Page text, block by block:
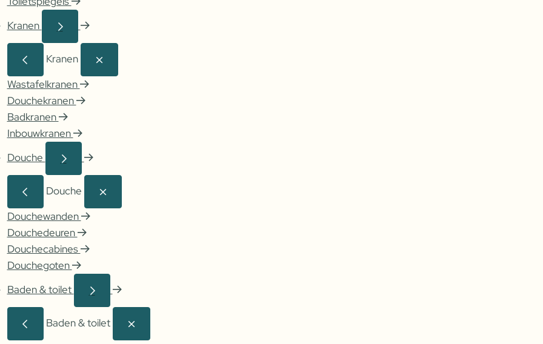
Kranen
Kranen
Wastafelkranen
Douchekranen
Badkranen
Inbouwkranen
Douche
Douche
Douchewanden
Douchedeuren
Douchecabines
Douchegoten
Baden & toilet
Baden & toilet